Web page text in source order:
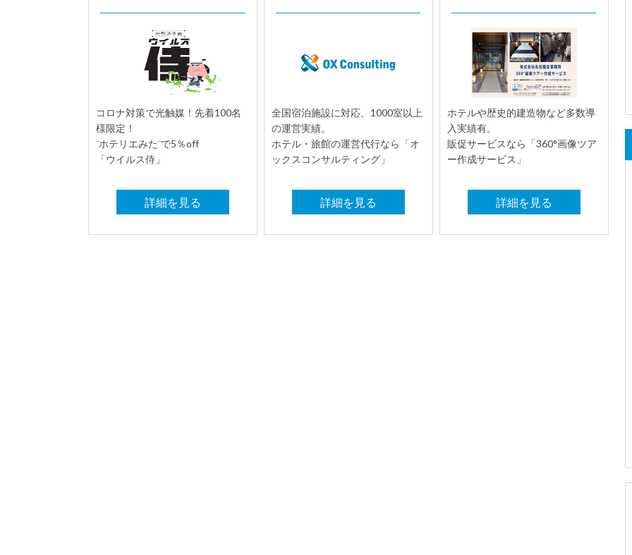
コロナ対策で光触媒！先着100名
様限定！
¨ホテリエみた¨で5％off
「ウイルス侍」
詳細を見る
全国宿泊施設に対応、1000室以上
の運営実績。
ホテル・旅館の運営代行なら「オ
ックスコンサルティング」
詳細を見る
ホテルや歴史的建造物など多数導
入実績有。
販促サービスなら「360°画像ツア
ー作成サービス」
詳細を見る